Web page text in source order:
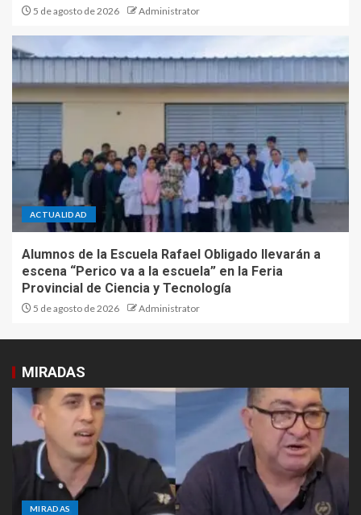
5 de agosto de 2026 Administrator
ACTUALIDAD
Alumnos de la Escuela Rafael Obligado llevarán a
escena “Perico va a la escuela” en la Feria
Provincial de Ciencia y Tecnología
5 de agosto de 2026 Administrator
MIRADAS
MIRADAS